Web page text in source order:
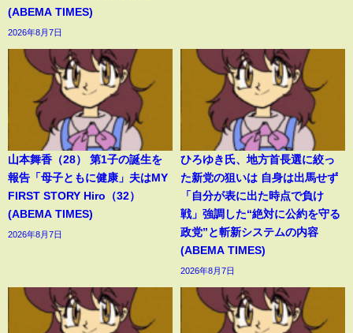
(ABEMA TIMES)
2026年8月7日
山本舞香（28） 第1子の誕生を
報告「母子ともに健康」夫はMY
FIRST STORY Hiro（32）
(ABEMA TIMES)
2026年8月7日
ひろゆき氏、地方首長選に絞っ
た新党の狙いは 自身は出馬せず
「自分が表に出た時点で負け
戦」強調した“絶対に公約を守る
政党”と斬新システムの内容
(ABEMA TIMES)
2026年8月7日